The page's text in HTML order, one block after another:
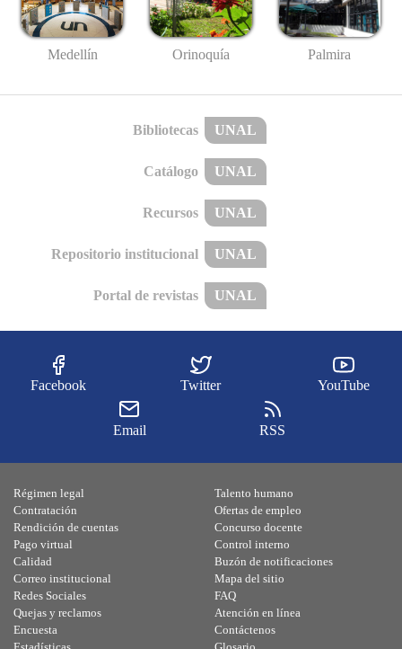
Medellín Orinoquía Palmira
Bibliotecas UNAL
Catálogo UNAL
Recursos UNAL
Repositorio institucional UNAL
Portal de revistas UNAL
Facebook Twitter YouTube
Email RSS
Régimen legal
Contratación
Rendición de cuentas
Pago virtual
Calidad
Talento humano
Ofertas de empleo
Concurso docente
Control interno
Buzón de notificaciones
Correo institucional
Redes Sociales
Quejas y reclamos
Encuesta
Mapa del sitio
FAQ
Atención en línea
Contáctenos